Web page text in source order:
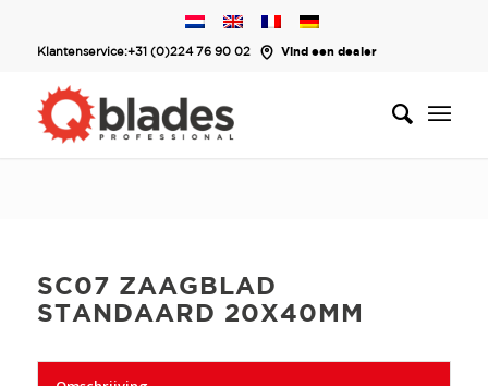
Klantenservice:+31 (0)224 76 90 02 Vind een dealer
SC07 ZAAGBLAD
STANDAARD 20X40MM